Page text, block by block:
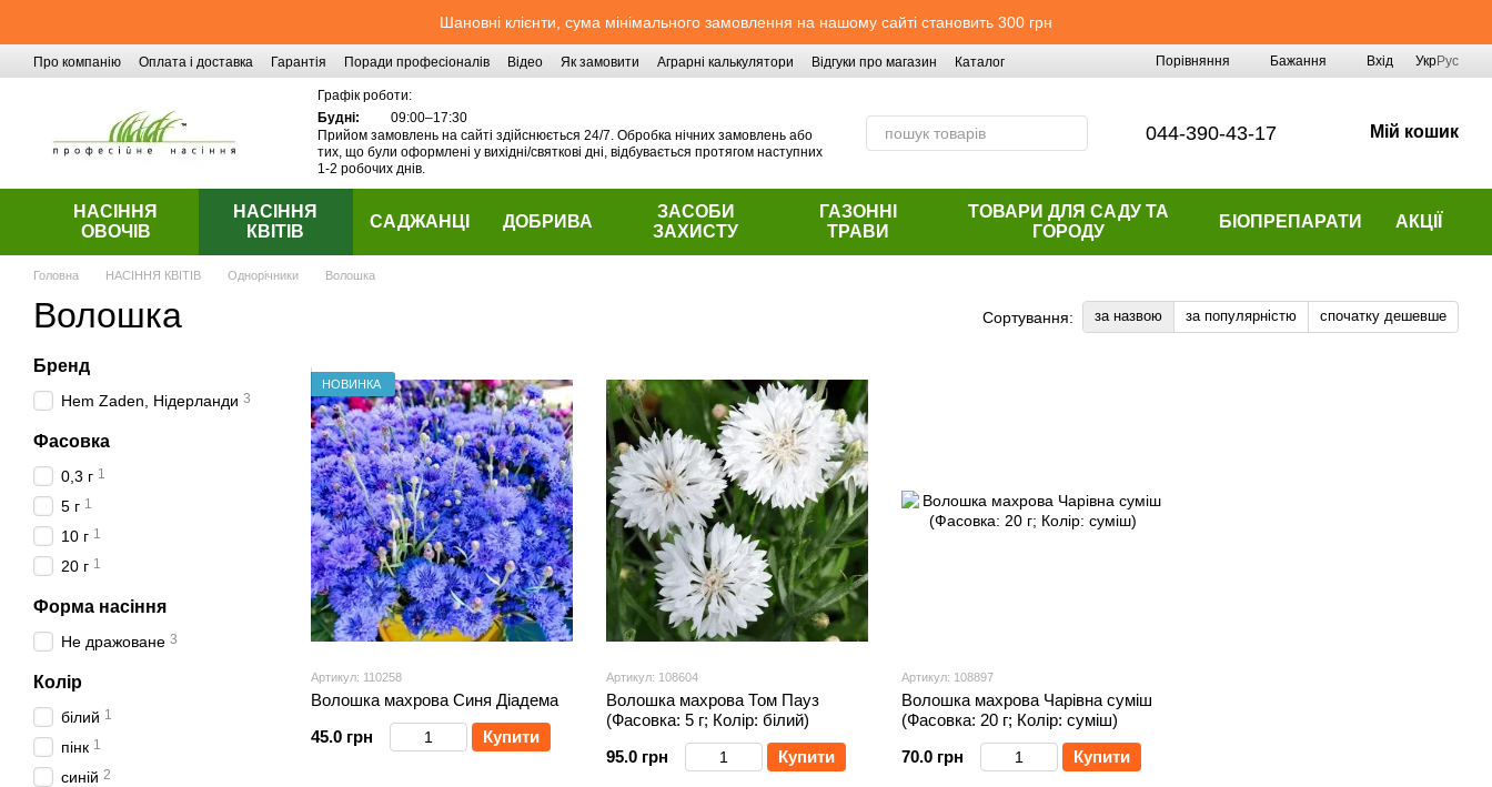
Шановні клієнти, сума мінімального замовлення на нашому сайті становить 300 грн
Про компанію Оплата і доставка Гарантія Поради професіоналів Відео Як замовити Аграрні калькулятори Відгуки про магазин
Каталог
Порівняння Бажання Вхід УкрРус
Графік роботи:
Будні:
09:00–17:30
Прийом замовлень на сайті здійснюється 24/7. Обробка нічних замовлень або
тих, що були оформлені у вихідні/святкові дні, відбувається протягом наступних
1-2 робочих днів.
044-390-43-17 Мій кошик
НАСІННЯ
ОВОЧІВ
НАСІННЯ
КВІТІВ
САДЖАНЦІ ДОБРИВА
ЗАСОБИ
ЗАХИСТУ
ГАЗОННІ
ТРАВИ
ТОВАРИ ДЛЯ САДУ ТА
ГОРОДУ
БІОПРЕПАРАТИ АКЦІЇ
Головна НАСІННЯ КВІТІВ Однорічники Волошка
Волошка Сортування: за назвою за популярністю спочатку дешевше
НОВИНКА
Артикул: 110258
Волошка махрова Синя Діадема
45.0 грн
Купити
Артикул: 108604
Волошка махрова Том Пауз
(Фасовка: 5 г; Колір: білий)
95.0 грн
Купити
Артикул: 108897
Волошка махрова Чарівна суміш
(Фасовка: 20 г; Колір: суміш)
70.0 грн
Купити
Бренд
Hem Zaden, Нідерланди 3
Фасовка
0,3 г 1
5 г 1
10 г 1
20 г 1
Форма насіння
Не дражоване 3
Колір
білий 1
пінк 1
синій 2